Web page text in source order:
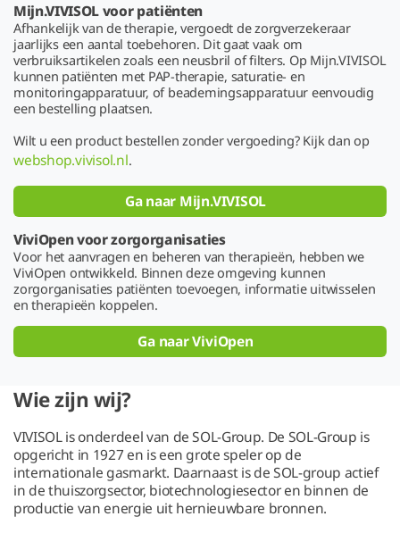
Mijn.VIVISOL voor patiënten
Afhankelijk van de therapie, vergoedt de zorgverzekeraar
jaarlijks een aantal toebehoren. Dit gaat vaak om
verbruiksartikelen zoals een neusbril of filters. Op Mijn.VIVISOL
kunnen patiënten met PAP-therapie, saturatie- en
monitoringapparatuur, of beademingsapparatuur eenvoudig
een bestelling plaatsen.
Wilt u een product bestellen zonder vergoeding? Kijk dan op
webshop.vivisol.nl.
Ga naar Mijn.VIVISOL
ViviOpen voor zorgorganisaties
Voor het aanvragen en beheren van therapieën, hebben we
ViviOpen ontwikkeld. Binnen deze omgeving kunnen
zorgorganisaties patiënten toevoegen, informatie uitwisselen
en therapieën koppelen.
Ga naar ViviOpen
Wie zijn wij?
VIVISOL is onderdeel van de SOL-Group. De SOL-Group is
opgericht in 1927 en is een grote speler op de
internationale gasmarkt. Daarnaast is de SOL-group actief
in de thuiszorgsector, biotechnologiesector en binnen de
productie van energie uit hernieuwbare bronnen.